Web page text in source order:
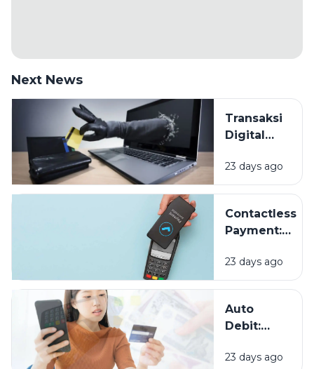
Next News
Transaksi
Digital
Mudah,
Bagaimana
Melindungi
Data
23 days ago
Contactless
Payment:
Tren atau
Masa Depan
Pembayaran?
23 days ago
Auto
Debit:
untuk
23 days ago